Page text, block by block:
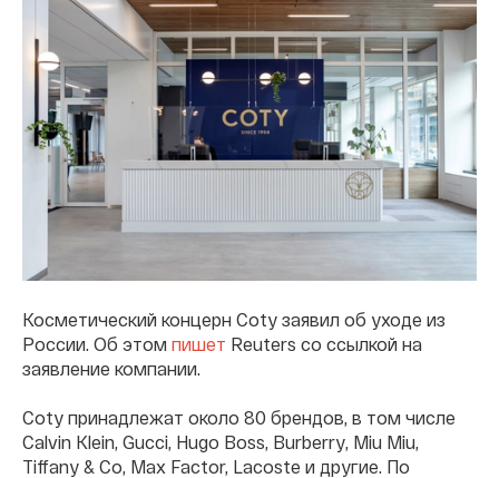
Косметический концерн Coty заявил об уходе из
России. Об этом пишет Reuters со ссылкой на
заявление компании.
Coty принадлежат около 80 брендов, в том числе
Calvin Klein, Gucci, Hugo Boss, Burberry, Miu Miu,
Tiffany & Co, Max Factor, Lacoste и другие. По